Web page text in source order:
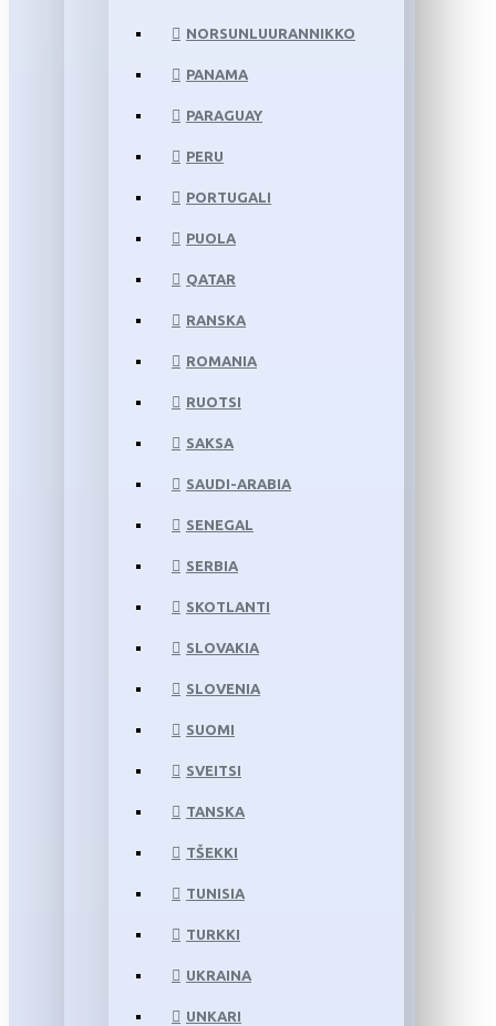
NORSUNLUURANNIKKO
PANAMA
PARAGUAY
PERU
PORTUGALI
PUOLA
QATAR
RANSKA
ROMANIA
RUOTSI
SAKSA
SAUDI-ARABIA
SENEGAL
SERBIA
SKOTLANTI
SLOVAKIA
SLOVENIA
SUOMI
SVEITSI
TANSKA
TŠEKKI
TUNISIA
TURKKI
UKRAINA
UNKARI